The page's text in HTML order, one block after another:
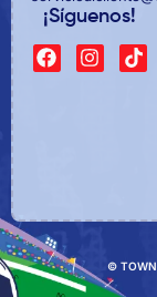
¡Síguenos!
©